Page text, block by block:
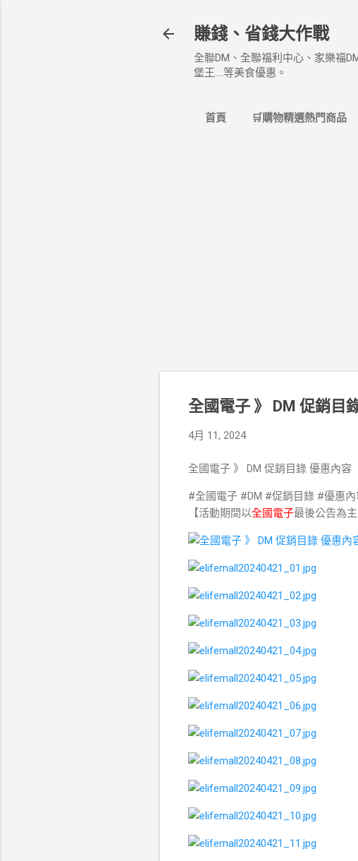
賺錢、省錢大作戰
全聯DM、全聯福利中心、家樂福
堡王....等美食優惠。
首頁 🛒購物精選熱門商品
全國電子 》 DM 促銷目
4月 11, 2024
全國電子 》 DM 促銷目錄 優惠內容
#全國電子 #DM #促銷目錄 #優惠內
【活動期間以全國電子最後公告為主